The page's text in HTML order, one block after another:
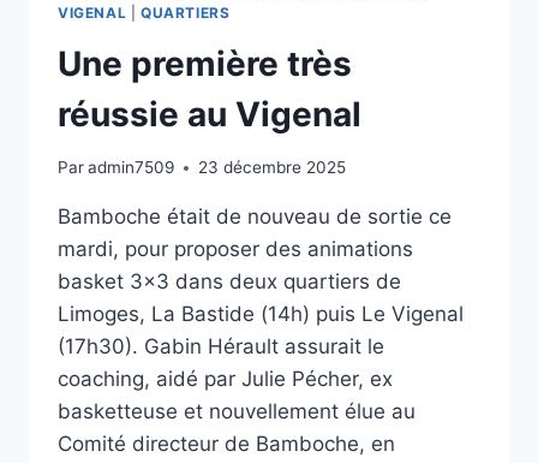
VIGENAL
QUARTIERS
Une première très
réussie au Vigenal
Paradmin7509 23 décembre 2025
Bamboche était de nouveau de sortie ce
mardi, pour proposer des animations
basket 3×3 dans deux quartiers de
Limoges, La Bastide (14h) puis Le Vigenal
(17h30). Gabin Hérault assurait le
coaching, aidé par Julie Pécher, ex
basketteuse et nouvellement élue au
Comité directeur de Bamboche, en